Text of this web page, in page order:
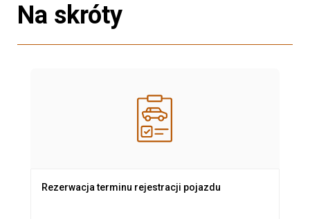
Na skróty
Rezerwacja terminu rejestracji pojazdu